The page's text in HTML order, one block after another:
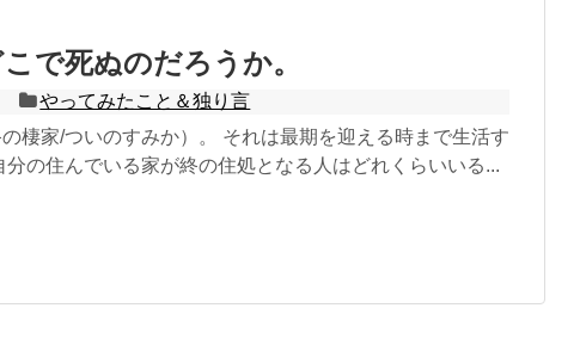
で死ぬのだろうか。
やってみたこと＆独り言
棲家/ついのすみか）。 それは最期を迎える時まで生活す
分の住んでいる家が終の住処となる人はどれくらいいる...